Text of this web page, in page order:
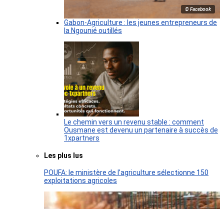
© Facebook
Gabon-Agriculture : les jeunes entrepreneurs de
la Ngounié outillés
Le chemin vers un revenu stable : comment
Ousmane est devenu un partenaire à succès de
1xpartners
Les plus lus
POUFA: le ministère de l’agriculture sélectionne 150
exploitations agricoles